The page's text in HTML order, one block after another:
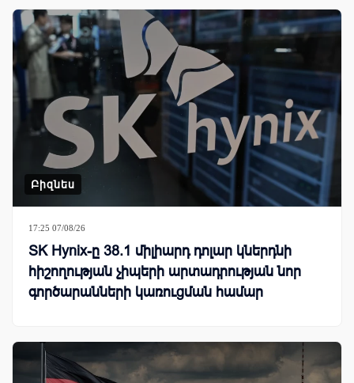
Բիզնես
17:25 07/08/26
SK Hynix-ը 38.1 միլիարդ դոլար կներդնի
հիշողության չիպերի արտադրության նոր
գործարանների կառուցման համար